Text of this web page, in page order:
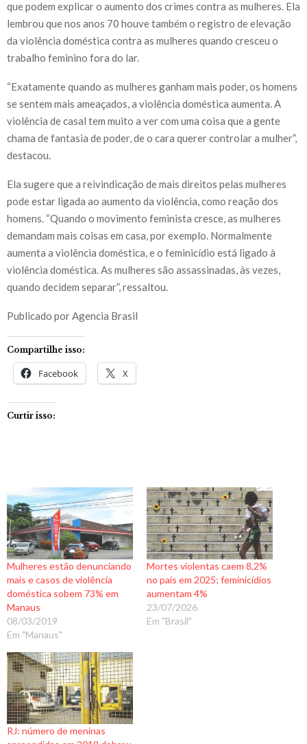
que podem explicar o aumento dos crimes contra as mulheres. Ela
lembrou que nos anos 70 houve também o registro de elevação
da violência doméstica contra as mulheres quando cresceu o
trabalho feminino fora do lar.
“Exatamente quando as mulheres ganham mais poder, os homens
se sentem mais ameaçados, a violência doméstica aumenta. A
violência de casal tem muito a ver com uma coisa que a gente
chama de fantasia de poder, de o cara querer controlar a mulher”,
destacou.
Ela sugere que a reivindicação de mais direitos pelas mulheres
pode estar ligada ao aumento da violência, como reação dos
homens. “Quando o movimento feminista cresce, as mulheres
demandam mais coisas em casa, por exemplo. Normalmente
aumenta a violência doméstica, e o feminicídio está ligado à
violência doméstica. As mulheres são assassinadas, às vezes,
quando decidem separar”, ressaltou.
Publicado por Agencia Brasil
Compartilhe isso:
Facebook X
Curtir isso:
Mulheres estão denunciando
mais e casos de violência
doméstica sobem 73% em
Manaus
08/03/2019
Em "Manaus"
Mortes violentas caem 8,2%
no país em 2025; feminicídios
aumentam 4%
23/07/2026
Em "Brasil"
RJ: número de meninas